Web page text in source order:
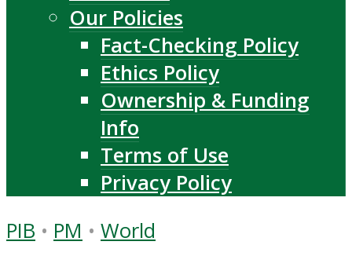
Our Policies
Fact-Checking Policy
Ethics Policy
Ownership & Funding
Info
Terms of Use
Privacy Policy
PIB • PM • World